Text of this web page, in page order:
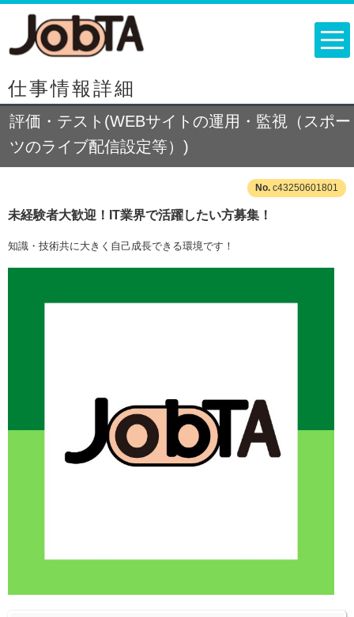
仕事情報詳細
評価・テスト(WEBサイトの運用・監視（スポー
ツのライブ配信設定等）)
c43250601801
未経験者大歓迎！IT業界で活躍したい方募集！
知識・技術共に大きく自己成長できる環境です！